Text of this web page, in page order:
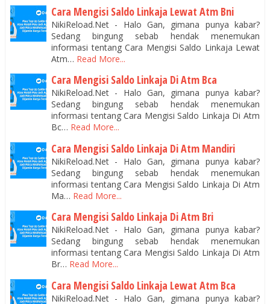
Cara Mengisi Saldo Linkaja Lewat Atm Bni
NikiReload.Net - Halo Gan, gimana punya kabar?
Sedang bingung sebab hendak menemukan
informasi tentang Cara Mengisi Saldo Linkaja Lewat
Atm… Read More...
Cara Mengisi Saldo Linkaja Di Atm Bca
NikiReload.Net - Halo Gan, gimana punya kabar?
Sedang bingung sebab hendak menemukan
informasi tentang Cara Mengisi Saldo Linkaja Di Atm
Bc… Read More...
Cara Mengisi Saldo Linkaja Di Atm Mandiri
NikiReload.Net - Halo Gan, gimana punya kabar?
Sedang bingung sebab hendak menemukan
informasi tentang Cara Mengisi Saldo Linkaja Di Atm
Ma… Read More...
Cara Mengisi Saldo Linkaja Di Atm Bri
NikiReload.Net - Halo Gan, gimana punya kabar?
Sedang bingung sebab hendak menemukan
informasi tentang Cara Mengisi Saldo Linkaja Di Atm
Br… Read More...
Cara Mengisi Saldo Linkaja Lewat Atm Bca
NikiReload.Net - Halo Gan, gimana punya kabar?